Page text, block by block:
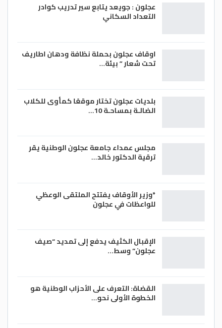
عجلون : جويعد يتابع سير تدريب كوادر
التعداد السكاني
اوقاف عجلون بحملة نظافة ودهان اطاريف
تحت شعار ” بيئة…
بلديات عجلون تختار موقعًا كمأوى للكلاب
الضالـة بمساحـة 10…
مجلس عمداء جامعة عجلون الوطنية يقر
ترقية الدكتور خالد…
*وزير الأوقاف يفتتح الملتقى الوعظي
للواعظات في عجلون
الإقبال الكثيف يدفع إلى تمديد “صيف
عجلون” وسط…
القضاة: التعرف على الأحزاب الوطنية هو
الخطوة الأولى نحو…